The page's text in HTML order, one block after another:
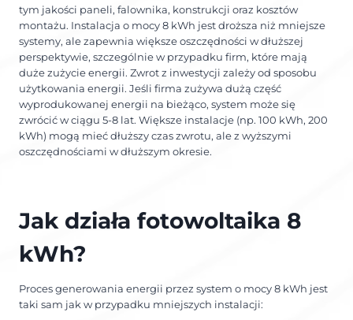
tym jakości paneli, falownika, konstrukcji oraz kosztów
montażu. Instalacja o mocy 8 kWh jest droższa niż mniejsze
systemy, ale zapewnia większe oszczędności w dłuższej
perspektywie, szczególnie w przypadku firm, które mają
duże zużycie energii. Zwrot z inwestycji zależy od sposobu
użytkowania energii. Jeśli firma zużywa dużą część
wyprodukowanej energii na bieżąco, system może się
zwrócić w ciągu 5-8 lat. Większe instalacje (np. 100 kWh, 200
kWh) mogą mieć dłuższy czas zwrotu, ale z wyższymi
oszczędnościami w dłuższym okresie.
Jak działa fotowoltaika 8
kWh?
Proces generowania energii przez system o mocy 8 kWh jest
taki sam jak w przypadku mniejszych instalacji: